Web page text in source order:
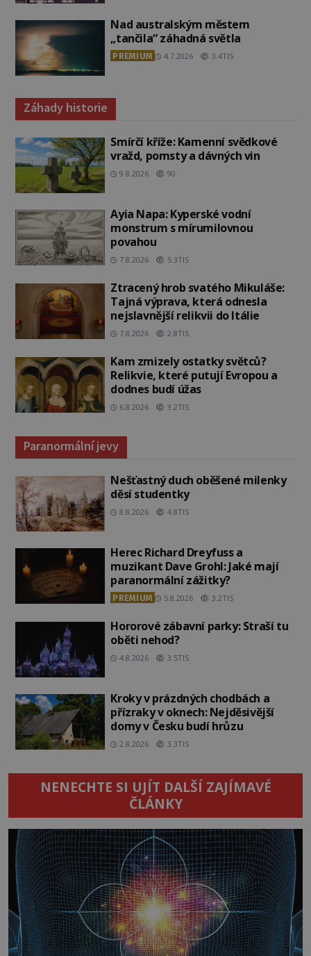
Nad australským městem
„tančila“ záhadná světla
PREMIUM 4.7.2026 3.4TIS
Záhady historie
Smírčí kříže: Kamenní svědkové
vražd, pomsty a dávných vin
9.8.2026 90
Ayia Napa: Kyperské vodní
monstrum s mírumilovnou
povahou
7.8.2026 5.3TIS
Ztracený hrob svatého Mikuláše:
Tajná výprava, která odnesla
nejslavnější relikvii do Itálie
7.8.2026 2.8TIS
Kam zmizely ostatky světců?
Relikvie, které putují Evropou a
dodnes budí úžas
6.8.2026 3.2TIS
Paranormální jevy
Nešťastný duch oběšené milenky
děsí studentky
8.8.2026 4.8TIS
Herec Richard Dreyfuss a
muzikant Dave Grohl: Jaké mají
paranormální zážitky?
PREMIUM 5.8.2026 3.2TIS
Hororové zábavní parky: Straší tu
oběti nehod?
4.8.2026 3.5TIS
Kroky v prázdných chodbách a
přízraky v oknech: Nejděsivější
domy v Česku budí hrůzu
2.8.2026 3.3TIS
NENECHTE SI UJÍT DALŠÍ ZAJÍMAVÉ
ČLÁNKY